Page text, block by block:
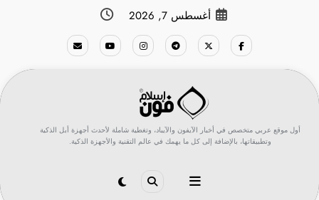
أغسطس 7, 2026
أول موقع عربي متخصص في أخبار الآيفون والآيباد، وتغطية شاملة لأحدث أجهزة أبل الذكية
وتطبيقاتها، بالإضافة إلى كل ما يهمك في عالم التقنية والأجهزة الذكية.